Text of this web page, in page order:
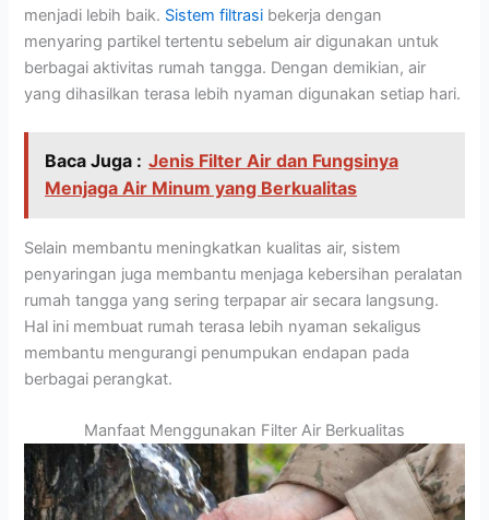
menjadi lebih baik. Sistem filtrasi bekerja dengan
menyaring partikel tertentu sebelum air digunakan untuk
berbagai aktivitas rumah tangga. Dengan demikian, air
yang dihasilkan terasa lebih nyaman digunakan setiap hari.
Baca Juga : Jenis Filter Air dan Fungsinya
Menjaga Air Minum yang Berkualitas
Selain membantu meningkatkan kualitas air, sistem
penyaringan juga membantu menjaga kebersihan peralatan
rumah tangga yang sering terpapar air secara langsung.
Hal ini membuat rumah terasa lebih nyaman sekaligus
membantu mengurangi penumpukan endapan pada
berbagai perangkat.
Manfaat Menggunakan Filter Air Berkualitas